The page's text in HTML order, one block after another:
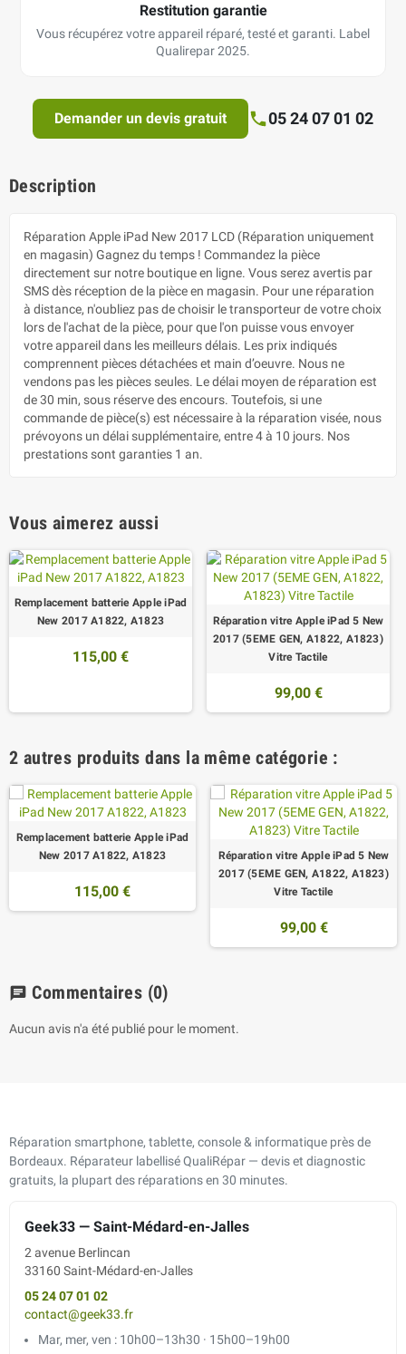
Restitution garantie
Vous récupérez votre appareil réparé, testé et garanti. Label
Qualirepar 2025.
Demander un devis gratuit 05 24 07 01 02
Description
Réparation Apple iPad New 2017 LCD (Réparation uniquement
en magasin) Gagnez du temps ! Commandez la pièce
directement sur notre boutique en ligne. Vous serez avertis par
SMS dès réception de la pièce en magasin. Pour une réparation
à distance, n'oubliez pas de choisir le transporteur de votre choix
lors de l'achat de la pièce, pour que l'on puisse vous envoyer
votre appareil dans les meilleurs délais. Les prix indiqués
comprennent pièces détachées et main d’oeuvre. Nous ne
vendons pas les pièces seules. Le délai moyen de réparation est
de 30 min, sous réserve des encours. Toutefois, si une
commande de pièce(s) est nécessaire à la réparation visée, nous
prévoyons un délai supplémentaire, entre 4 à 10 jours. Nos
prestations sont garanties 1 an.
Vous aimerez aussi
Remplacement batterie Apple iPad
New 2017 A1822, A1823
115,00 €
Réparation vitre Apple iPad 5 New
2017 (5EME GEN, A1822, A1823)
Vitre Tactile
99,00 €
2 autres produits dans la même catégorie :
Remplacement batterie Apple iPad
New 2017 A1822, A1823
115,00 €
Réparation vitre Apple iPad 5 New
2017 (5EME GEN, A1822, A1823)
Vitre Tactile
99,00 €
chat Commentaires (0)
Aucun avis n'a été publié pour le moment.
Réparation smartphone, tablette, console & informatique près de
Bordeaux. Réparateur labellisé QualiRépar — devis et diagnostic
gratuits, la plupart des réparations en 30 minutes.
Geek33 — Saint-Médard-en-Jalles
2 avenue Berlincan
33160 Saint-Médard-en-Jalles
05 24 07 01 02
contact@geek33.fr
Mar, mer, ven : 10h00–13h30 · 15h00–19h00